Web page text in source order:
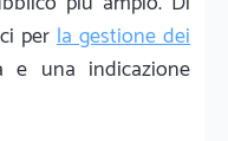
per la gestione dei
una indicazione